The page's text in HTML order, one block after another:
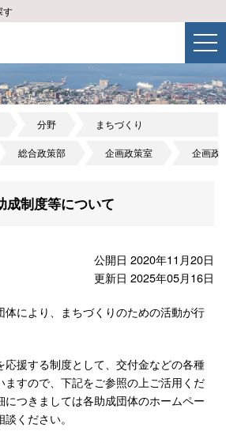
す
分野 まちづくり
総合政策部 企画政策室 企画政
成制度等について
公開日 2020年11月20日
更新日 2025年05月16日
により、まちづくりのための活動が行
援する制度として、交付金などの各種
すので、下記をご参照の上ご活用くだ
につきましては各助成団体のホームペー
ください。